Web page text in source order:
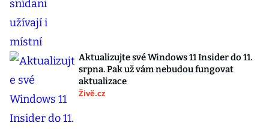
Aktualizujte své Windows 11 Insider do 11.
srpna. Pak už vám nebudou fungovat
aktualizace
Živě.cz